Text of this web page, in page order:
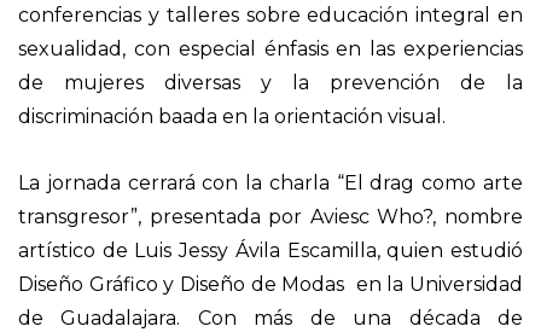
conferencias y talleres sobre educación integral en
sexualidad, con especial énfasis en las experiencias
de mujeres diversas y la prevención de la
discriminación baada en la orientación visual.
La jornada cerrará con la charla “El drag como arte
transgresor”, presentada por Aviesc Who?, nombre
artístico de Luis Jessy Ávila Escamilla, quien estudió
Diseño Gráfico y Diseño de Modas en la Universidad
de Guadalajara. Con más de una década de